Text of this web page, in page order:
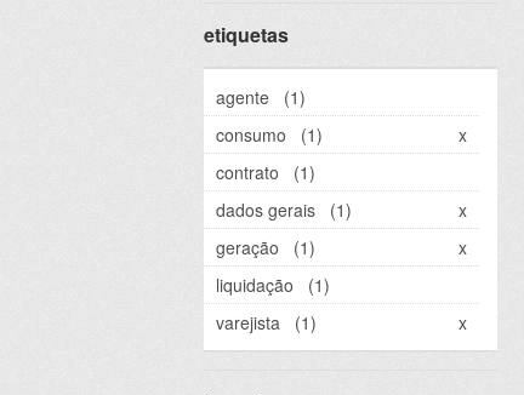
etiquetas
agente
(1)
consumo
(1)
x
contrato
(1)
dados gerais
(1)
x
geração
(1)
x
liquidação
(1)
varejista
(1) x